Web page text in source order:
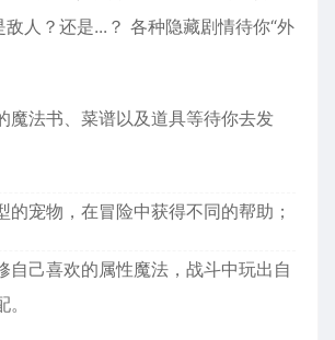
人？还是...？ 各种隐藏剧情待你“外
魔法书、菜谱以及道具等待你去发
的宠物，在冒险中获得不同的帮助；
自己喜欢的属性魔法，战斗中玩出自